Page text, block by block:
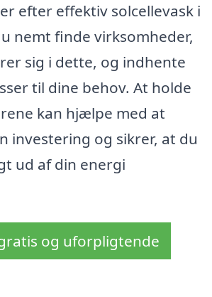
efter effektiv solcellevask i
nemt finde virksomheder,
sig i dette, og indhente
til dine behov. At holde
kan hjælpe med at
investering og sikrer, at du
ud af din energi
og uforpligtende